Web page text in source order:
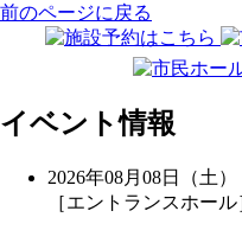
前のページに戻る
イベント情報
2026年08月08日（土）
［エントランスホール